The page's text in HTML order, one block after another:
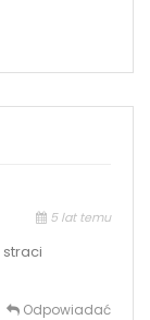
5 lat temu
straci
Odpowiadać